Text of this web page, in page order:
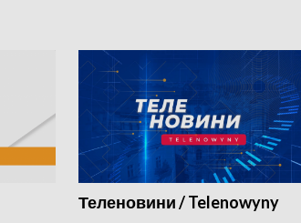
Теленовини / Telenowyny